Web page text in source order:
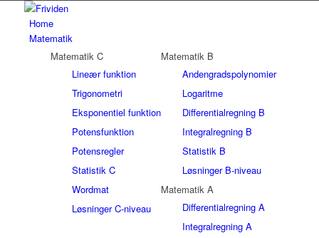
Home
Matematik
Matematik C
Lineær funktion
Trigonometri
Eksponentiel funktion
Potensfunktion
Potensregler
Statistik C
Wordmat
Løsninger C-niveau
Matematik B
Andengradspolynomier
Logaritme
Differentialregning B
Integralregning B
Statistik B
Løsninger B-niveau
Matematik A
Differentialregning A
Integralregning A